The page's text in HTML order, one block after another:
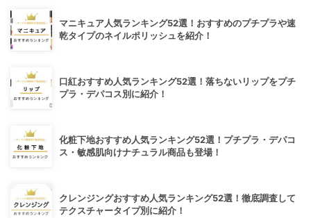
マニキュア人気ランキング52選！おすすめのプチプラや速
乾タイプのネイルポリッシュを紹介！
口紅おすすめ人気ランキング52選！落ちないリップをプチ
プラ・デパコス別に紹介！
化粧下地おすすめ人気ランキング52選！プチプラ・デパコ
ス・敏感肌向けナチュラル商品も登場！
クレンジングおすすめ人気ランキング52選！徹底調査して
テクスチャータイプ別に紹介！